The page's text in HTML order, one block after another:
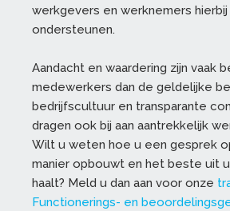
werkgevers en werknemers
ondersteunen.
Aandacht en waardering zijn vaak
medewerkers dan de geldelijke
bedrijfscultuur en transparante
dragen ook bij aan aantrekkelijk
Wilt u weten hoe u een gesprek
manier opbouwt en het beste uit
haalt? Meld u dan aan voor onze
Functionerings- en